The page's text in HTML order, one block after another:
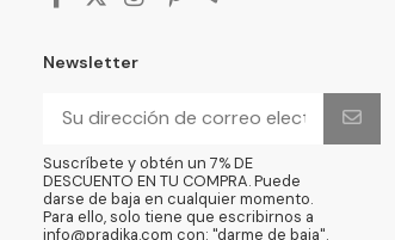
Newsletter
Suscríbete y obtén un 7% DE
DESCUENTO EN TU COMPRA. Puede
darse de baja en cualquier momento.
Para ello, solo tiene que escribirnos a
info@pradika.com con: "darme de baja".